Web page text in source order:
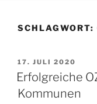
SCHLAGWORT:
VERÖFFENTLICHT
AM
17. JULI 2020
Erfolgreiche
Kommunen